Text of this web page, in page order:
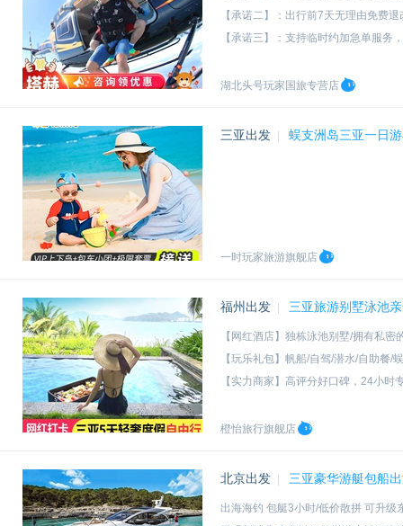
【承诺二】：出行前7天无理由免费
【承诺三】：支持临时约加急单服务
湖北头号玩家国旅专营店
三亚出发 蜈支洲岛三亚一日
一时玩家旅游旗舰店
福州出发 三亚旅游别墅泳池
【网红酒店】独栋泳池别墅/拥有私
【玩乐礼包】帆船/自驾/潜水/自助餐/
【实力商家】高评分好口碑，24小时
橙怡旅行旗舰店
北京出发 三亚豪华游艇包船
出海海钓 包艇3小时/低价散拼 可升级